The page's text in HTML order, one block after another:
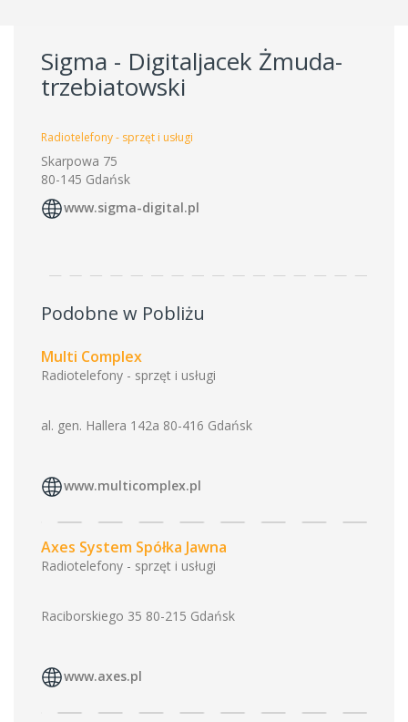
Sigma - Digitaljacek Żmuda-
trzebiatowski
Radiotelefony - sprzęt i usługi
Skarpowa 75
80-145 Gdańsk
www.sigma-digital.pl
Podobne w Pobliżu
Multi Complex
Radiotelefony - sprzęt i usługi
al. gen. Hallera 142a 80-416 Gdańsk
www.multicomplex.pl
Axes System Spółka Jawna
Radiotelefony - sprzęt i usługi
Raciborskiego 35 80-215 Gdańsk
www.axes.pl